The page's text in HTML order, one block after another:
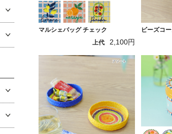
マルシェバッグ チェック
上代
2,100円
ビーズコ